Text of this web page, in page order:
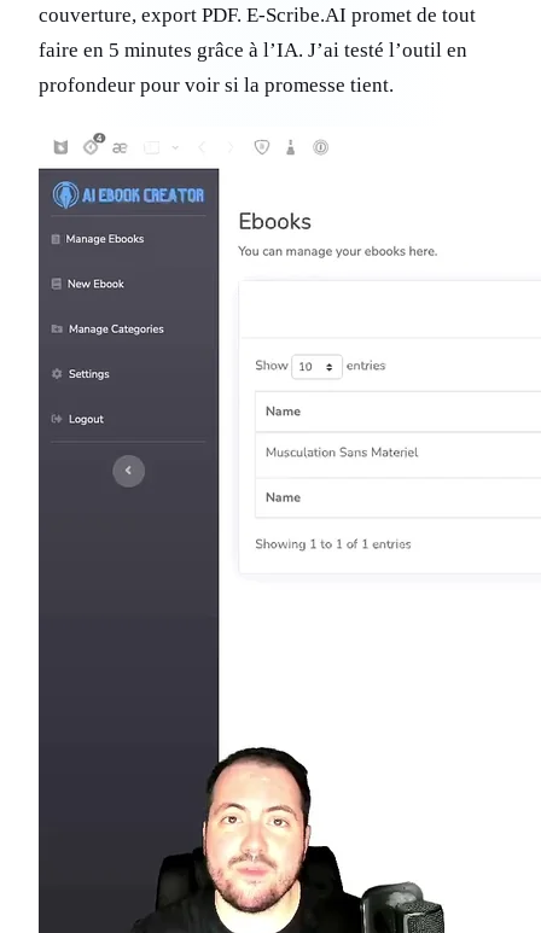
couverture, export PDF. E-Scribe.AI promet de tout
faire en 5 minutes grâce à l’IA. J’ai testé l’outil en
profondeur pour voir si la promesse tient.